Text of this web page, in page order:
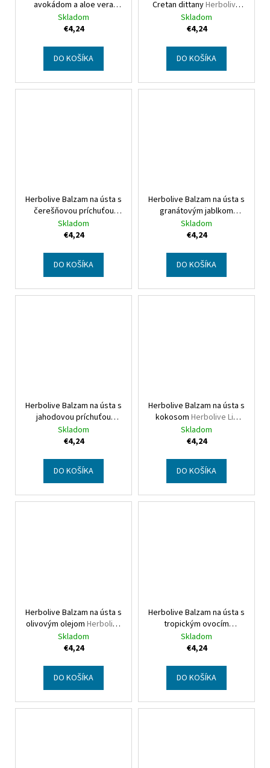
avokádom a aloe vera
Herbolive Lip balm with
avocado & aloe vera
Skladom
€4,24
DO KOŠÍKA
Cretan dittanyHerbolive
Lip balm with cretan
dittany
Skladom
€4,24
DO KOŠÍKA
Herbolive Balzam na ústa s
čerešňovou príchuťou
Herbolive Lip balm with
cherry
Skladom
€4,24
DO KOŠÍKA
Herbolive Balzam na ústa s
granátovým jablkom
Herbolive Lip balm with
pomegranate
Skladom
€4,24
DO KOŠÍKA
Herbolive Balzam na ústa s
jahodovou príchuťou
Herbolive Lip balm with
strawberry
Skladom
€4,24
DO KOŠÍKA
Herbolive Balzam na ústa s
kokosom Herbolive Lip
balm with coconut
Skladom
€4,24
DO KOŠÍKA
Herbolive Balzam na ústa s
olivovým olejom Herbolive
Lip balm with olive oil
Skladom
€4,24
DO KOŠÍKA
Herbolive Balzam na ústa s
tropickým ovocím
Herbolive Lip balm with
tropical fruits
Skladom
€4,24
DO KOŠÍKA